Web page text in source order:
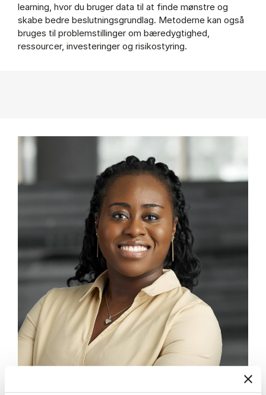
learning, hvor du bruger data til at finde mønstre og
skabe bedre beslutningsgrundlag. Metoderne kan også
bruges til problemstillinger om bæredygtighed,
ressourcer, investeringer og risikostyring.